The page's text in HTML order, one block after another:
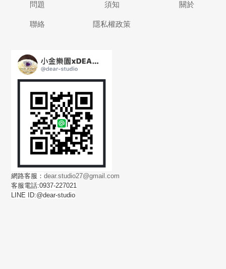
問題 須知 關於
聯絡 隱私權政策
網路客服：dear.studio27@gmail.com
客服電話:0937-227021
LINE ID:@dear-studio